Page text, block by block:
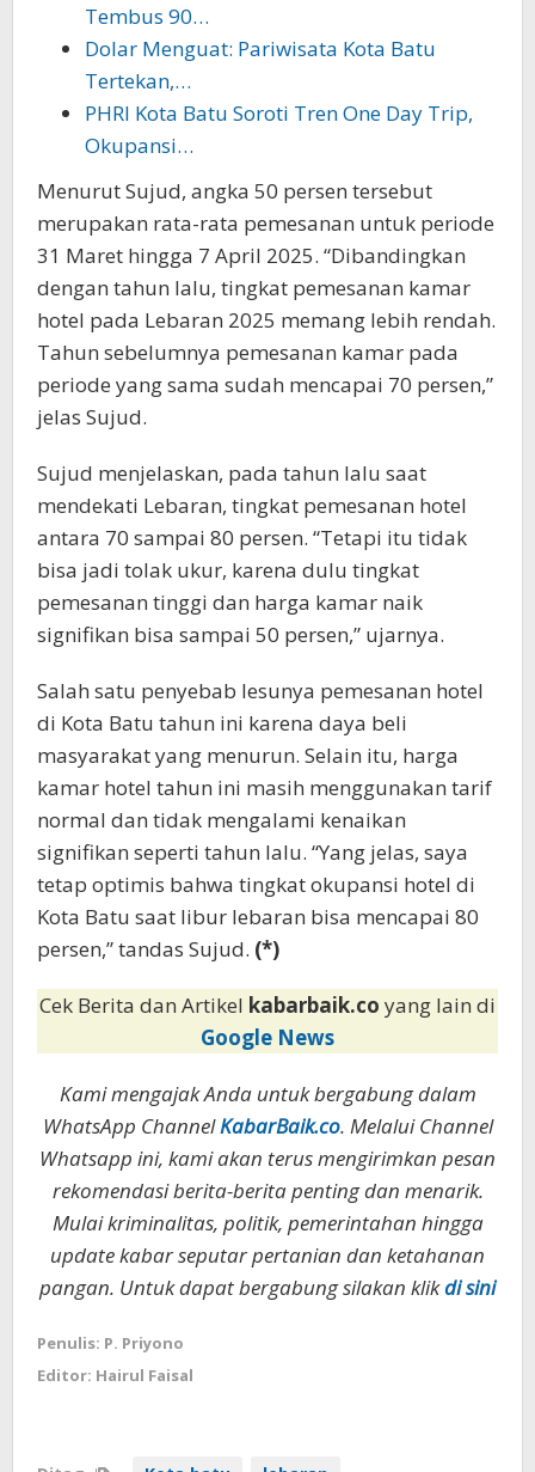
Tembus 90…
Dolar Menguat: Pariwisata Kota Batu
Tertekan,…
PHRI Kota Batu Soroti Tren One Day Trip,
Okupansi…
Menurut Sujud, angka 50 persen tersebut
merupakan rata-rata pemesanan untuk periode
31 Maret hingga 7 April 2025. “Dibandingkan
dengan tahun lalu, tingkat pemesanan kamar
hotel pada Lebaran 2025 memang lebih rendah.
Tahun sebelumnya pemesanan kamar pada
periode yang sama sudah mencapai 70 persen,”
jelas Sujud.
Sujud menjelaskan, pada tahun lalu saat
mendekati Lebaran, tingkat pemesanan hotel
antara 70 sampai 80 persen. “Tetapi itu tidak
bisa jadi tolak ukur, karena dulu tingkat
pemesanan tinggi dan harga kamar naik
signifikan bisa sampai 50 persen,” ujarnya.
Salah satu penyebab lesunya pemesanan hotel
di Kota Batu tahun ini karena daya beli
masyarakat yang menurun. Selain itu, harga
kamar hotel tahun ini masih menggunakan tarif
normal dan tidak mengalami kenaikan
signifikan seperti tahun lalu. “Yang jelas, saya
tetap optimis bahwa tingkat okupansi hotel di
Kota Batu saat libur lebaran bisa mencapai 80
persen,” tandas Sujud. (*)
Cek Berita dan Artikel kabarbaik.co yang lain di
Google News
Kami mengajak Anda untuk bergabung dalam
WhatsApp ChannelKabarBaik.co. Melalui Channel
Whatsapp ini, kami akan terus mengirimkan pesan
rekomendasi berita-berita penting dan menarik.
Mulai kriminalitas, politik, pemerintahan hingga
update kabar seputar pertanian dan ketahanan
pangan. Untuk dapat bergabung silakan klikdi sini
Penulis: P. Priyono
Editor: Hairul Faisal